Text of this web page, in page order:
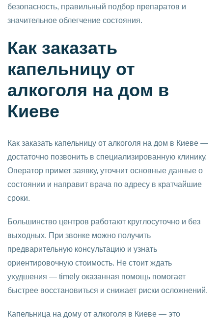
безопасность, правильный подбор препаратов и
значительное облегчение состояния.
Как заказать
капельницу от
алкоголя на дом в
Киеве
Как заказать капельницу от алкоголя на дом в Киеве —
достаточно позвонить в специализированную клинику.
Оператор примет заявку, уточнит основные данные о
состоянии и направит врача по адресу в кратчайшие
сроки.
Большинство центров работают круглосуточно и без
выходных. При звонке можно получить
предварительную консультацию и узнать
ориентировочную стоимость. Не стоит ждать
ухудшения — timely оказанная помощь помогает
быстрее восстановиться и снижает риски осложнений.
Капельница на дому от алкоголя в Киеве — это